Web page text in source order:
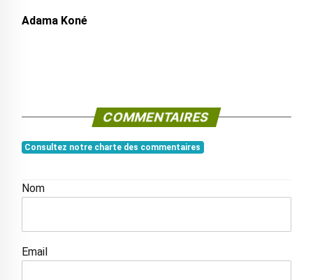
Adama Koné
COMMENTAIRES
Consultez notre charte des commentaires
Nom
Email